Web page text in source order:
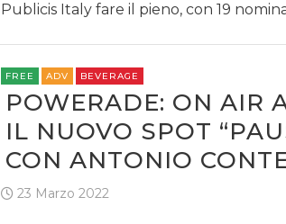
Publicis Italy fare il pieno, con 19
FREE ADV BEVERAGE
POWERADE: ON AIR
IL NUOVO SPOT
CON ANTONIO
23 Marzo 2022